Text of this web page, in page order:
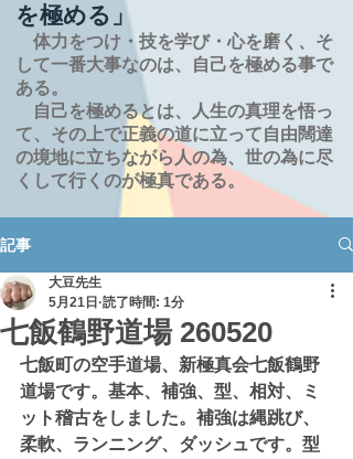
を極める」
体力をつけ・技を学び・心を磨く、そ
して一番大事なのは、自己を極める事で
ある。
自己を極めるとは、
人生の真理を悟っ
て、その上で正義の道に立って自由闊達
の境地に立ちながら人の為、世の為に尽
くして行くのが極真である。
記事
七飯鶴野道場 260520
大豆先生
5月21日 読了時間: 1分
七飯町の空手道場、新極真会七飯鶴野
道場です。基本、補強、型、相対、ミ
ット稽古をしました。補強は縄跳び、
柔軟、ランニング、ダッシュです。型